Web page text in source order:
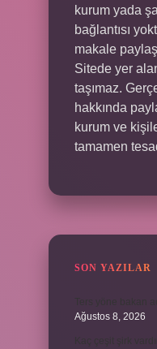
kurum yada
bağlantısı
makale
Sitede yer
taşımaz.
hakkında
kurum ve
tamamen
SON YAZILAR
Ağustos 8, 2026